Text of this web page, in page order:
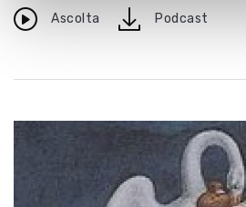
Ascolta downloadPodcast